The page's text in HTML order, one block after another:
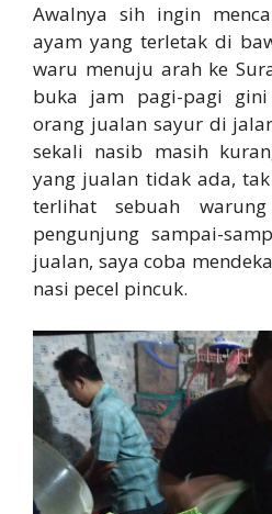
Awalnya sih ingin
ayam yang terletak di
waru menuju arah ke
buka jam pagi-pagi gini
orang jualan sayur di
sekali nasib masih
yang jualan tidak ada,
terlihat sebuah
pengunjung sampai-
jualan, saya coba
nasi pecel pincuk.